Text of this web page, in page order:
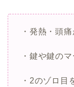
・発熱・頭
・鍵や鍵の
・2のゾロ目